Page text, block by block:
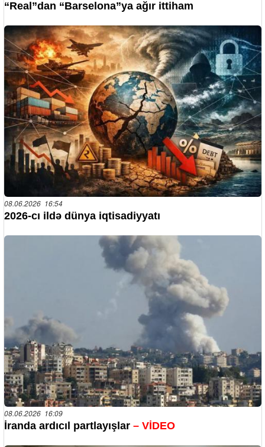
“Real”dan “Barselona”ya ağır ittiham
08.06.2026 16:54
2026-cı ildə dünya iqtisadiyyatı
08.06.2026 16:09
İranda ardıcıl partlayışlar – VİDEO